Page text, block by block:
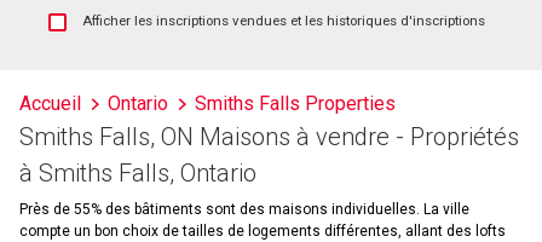
location
Afficher
et
les
historiques
d'inscriptions
Afficher les inscriptions vendues et les historiques d'inscriptions
Accueil Ontario Smiths Falls Properties
Smiths Falls, ON Maisons à vendre - Propriétés
à Smiths Falls, Ontario
Près de 55% des bâtiments sont des maisons individuelles. La ville
compte un bon choix de tailles de logements différentes, allant des lofts